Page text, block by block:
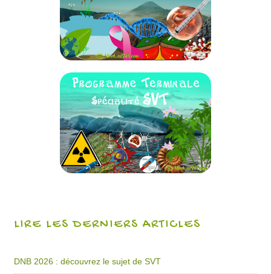
LIRE LES DERNIERS ARTICLES
DNB 2026 : découvrez le sujet de SVT